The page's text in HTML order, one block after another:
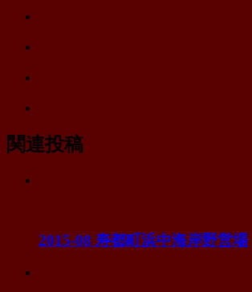
に
保
購
読
関連投稿
2015-08 寿都町浜中海岸野営場